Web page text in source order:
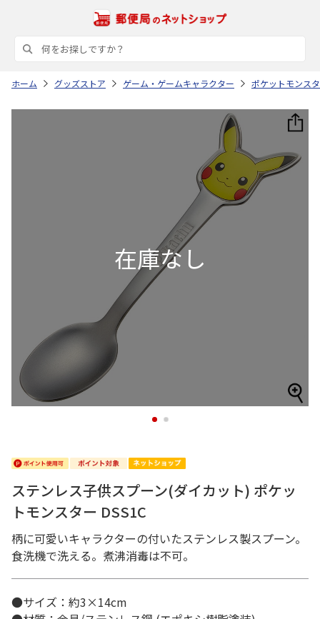
ホーム グッズストア ゲーム・ゲームキャラクター ポケットモンス
1 2
ステンレス子供スプーン(ダイカット) ポケッ
トモンスター DSS1C
柄に可愛いキャラクターの付いたステンレス製スプーン。
食洗機で洗える。煮沸消毒は不可。
●サイズ：約3×14cm